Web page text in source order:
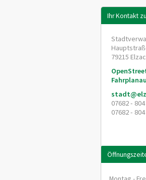
Ihr Kontakt
79215
07682 -
07682 -